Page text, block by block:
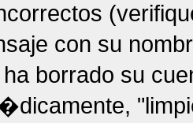
con su
borrado su